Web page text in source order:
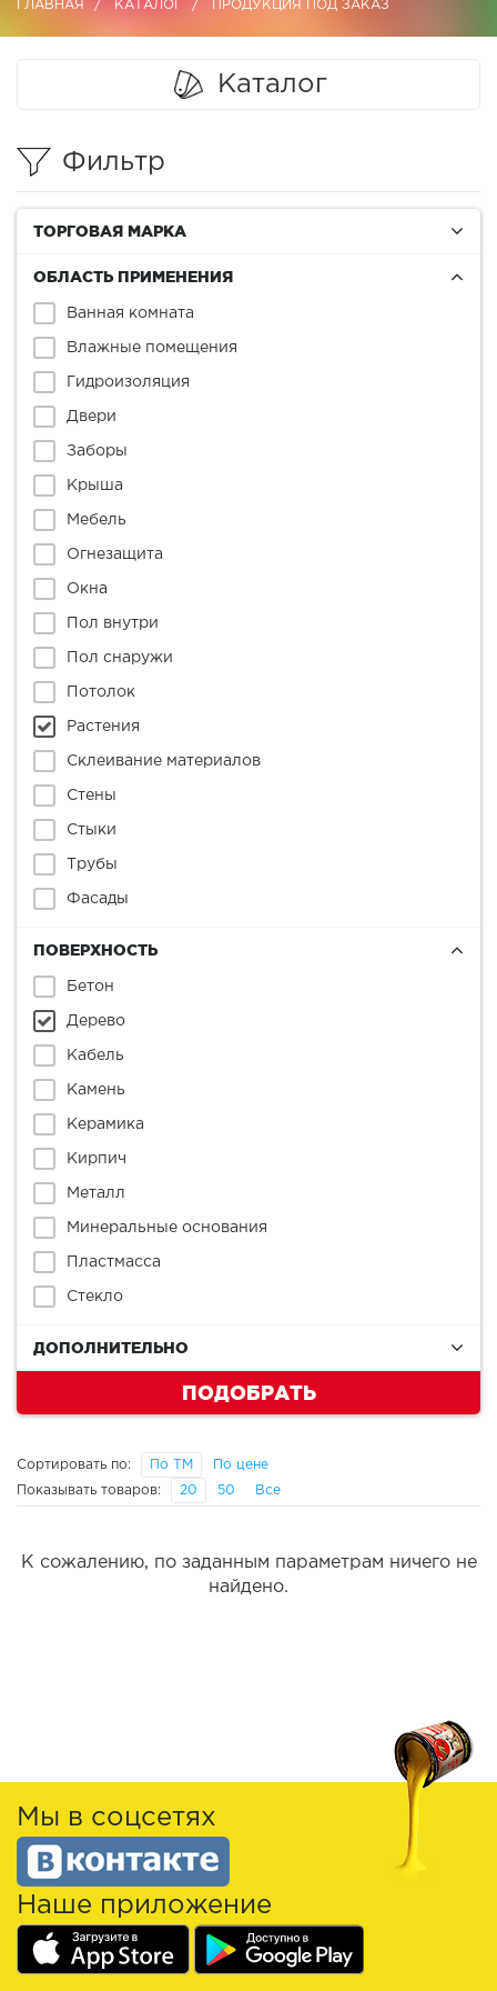
ГЛАВНАЯ КАТАЛОГ ПРОДУКЦИЯ ПОД ЗАКАЗ
Каталог
Фильтр
ТОРГОВАЯ МАРКА
ОБЛАСТЬ ПРИМЕНЕНИЯ
Ванная комната
Влажные помещения
Гидроизоляция
Двери
Заборы
Крыша
Мебель
Огнезащита
Окна
Пол внутри
Пол снаружи
Потолок
Растения
Склеивание материалов
Стены
Стыки
Трубы
Фасады
ПОВЕРХНОСТЬ
Бетон
Дерево
Кабель
Камень
Керамика
Кирпич
Металл
Минеральные основания
Пластмасса
Стекло
ДОПОЛНИТЕЛЬНО
ПОДОБРАТЬ
Сортировать по: По ТМ По цене
Показывать товаров: 20 50 Все
К сожалению, по заданным параметрам ничего не
найдено.
Мы в соцсетях
Наше приложение